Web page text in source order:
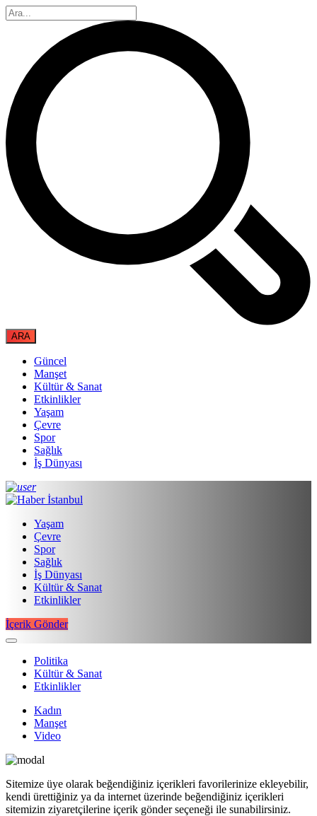
Güncel
Manşet
Kültür & Sanat
Etkinlikler
Yaşam
Çevre
Spor
Sağlık
İş Dünyası
Yaşam
Çevre
Spor
Sağlık
İş Dünyası
Kültür & Sanat
Etkinlikler
İçerik Gönder
Politika
Kültür & Sanat
Etkinlikler
Kadın
Manşet
Video
Sitemize üye olarak beğendiğiniz içerikleri favorilerinize ekleyebilir,
kendi ürettiğiniz ya da internet üzerinde beğendiğiniz içerikleri
sitemizin ziyaretçilerine içerik gönder seçeneği ile sunabilirsiniz.